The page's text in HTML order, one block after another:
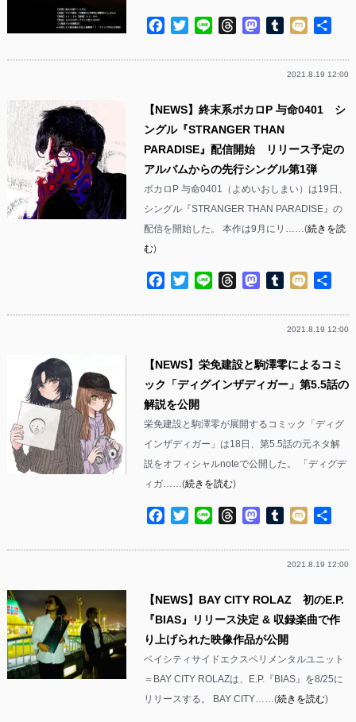
Facebook
TwitterLine ThreadsMastodon
Tumblr
Mixi
2021.8.19 12:00
【NEWS】終末系ボカロP 与命0401 シ
ングル『STRANGER THAN
PARADISE』配信開始 リリース予定の
アルバムからの先行シングル第1弾
ボカロP 与命0401（よめいおしまい）は19日、
シングル『STRANGER THAN PARADISE』の
配信を開始した。 本作は9月にリ……(続きを読
む)
Facebook
TwitterLine ThreadsMastodon
Tumblr
Mixi
2021.8.19 12:00
【NEWS】栄免建設と駒澤零によるコミ
ック「ディグインザディガー」第5.5話の
解説を公開
栄免建設と駒澤零が展開するコミック「ディグ
インザディガー」は18日、第5.5話の元ネタ解
説をオフィシャルnoteで公開した。 「ディグデ
ィガ……(続きを読む)
Facebook
TwitterLine ThreadsMastodon
Tumblr
Mixi
2021.8.19 12:00
【NEWS】BAY CITY ROLAZ 初のE.P.
『BIAS』リリース決定 & 収録楽曲で作
り上げられた映像作品が公開
ベイシティサイドエクスペリメンタルユニット
＝BAY CITY ROLAZは、E.P.『BIAS』を8/25に
リリースする。 BAY CITY……(続きを読む)